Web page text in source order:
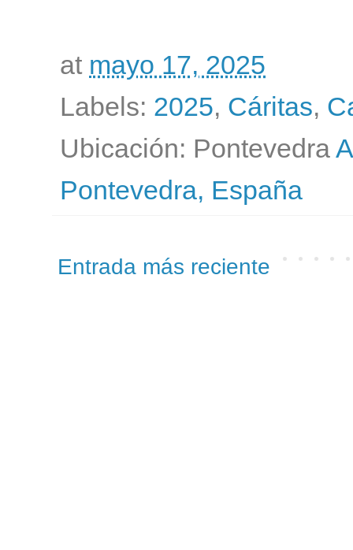
at mayo 17, 2025
Labels: 2025, Cáritas,
Ubicación: Pontevedra
Pontevedra, España
Entrada más reciente